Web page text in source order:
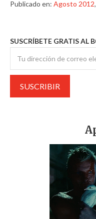
Publicado en: Agosto 2012,
SUSCRÍBETE GRATIS AL